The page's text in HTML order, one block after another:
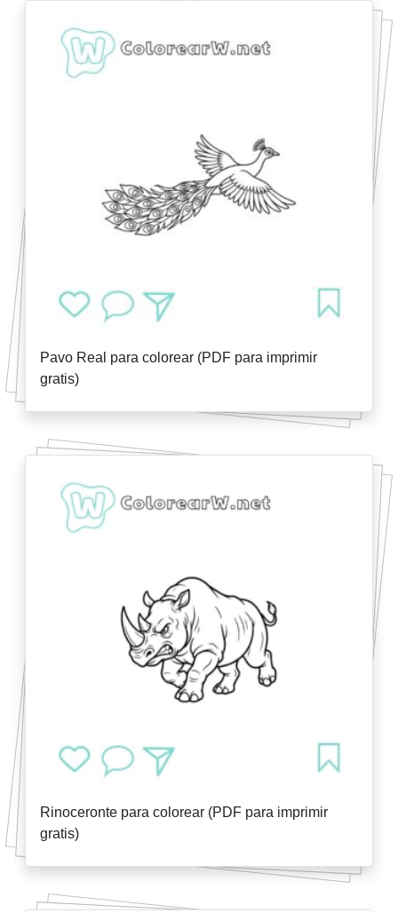
Pavo Real para colorear (PDF para imprimir
gratis)
Rinoceronte para colorear (PDF para imprimir
gratis)